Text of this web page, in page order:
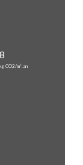
8
kg CO2/m².an